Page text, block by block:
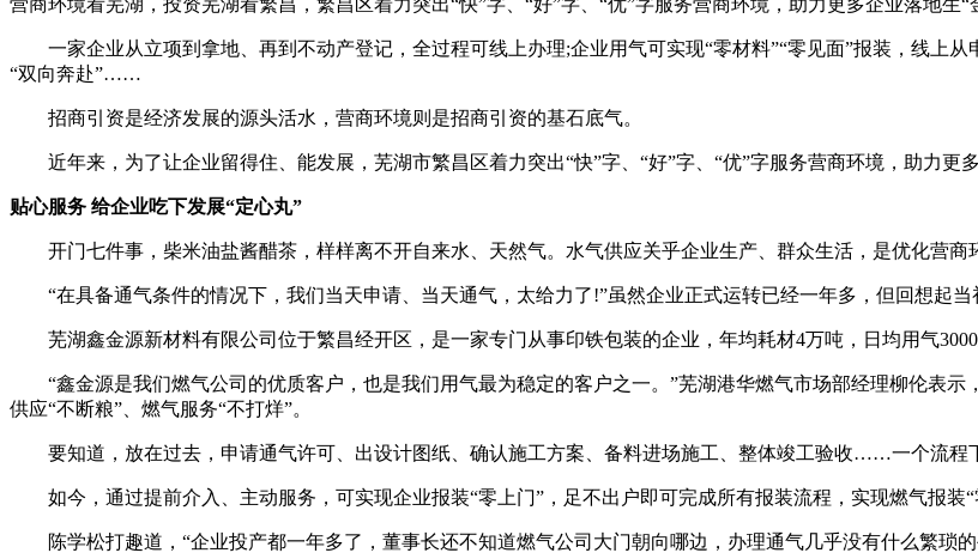
一家企业从立项到拿地、再到不动产登记，全过程可线上办理;企业用气可实现“零材料”“零见面”报装，线上从
“双向奔赴”……
招商引资是经济发展的源头活水，营商环境则是招商引资的基石底气。
近年来，为了让企业留得住、能发展，芜湖市繁昌区着力突出“快”字、“好”字、“优”字服务营商环境，助力更多
贴心服务 给企业吃下发展“定心丸”
开门七件事，柴米油盐酱醋茶，样样离不开自来水、天然气。水气供应关乎企业生产、群众生活，是优化营商
“在具备通气条件的情况下，我们当天申请、当天通气，太给力了!”虽然企业正式运转已经一年多，但回想起当
芜湖鑫金源新材料有限公司位于繁昌经开区，是一家专门从事印铁包装的企业，年均耗材4万吨，日均用气3000
“鑫金源是我们燃气公司的优质客户，也是我们用气最为稳定的客户之一。”芜湖港华燃气市场部经理柳伦表示
供应“不断粮”、燃气服务“不打烊”。
要知道，放在过去，申请通气许可、出设计图纸、确认施工方案、备料进场施工、整体竣工验收……一个流程下
如今，通过提前介入、主动服务，可实现企业报装“零上门”，足不出户即可完成所有报装流程，实现燃气报装“
陈学松打趣道，“企业投产都一年多了，董事长还不知道燃气公司大门朝向哪边，办理通气几乎没有什么繁琐